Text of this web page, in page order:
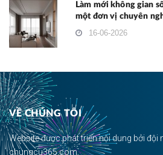
Làm mới không gian
một đơn vị chuyên
16-06-2026
VỀ CHÚNG TÔI
Website được phát triển nội dung bởi đội
chungcu365.com.